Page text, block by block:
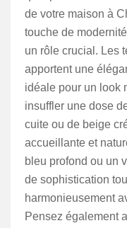
de votre maison à
touche de
un rôle crucial. Les
apportent une
idéale pour un look
insuffler une dose
cuite ou de beige
accueillante et
bleu profond ou un
de sophistication
harmonieusement
Pensez également